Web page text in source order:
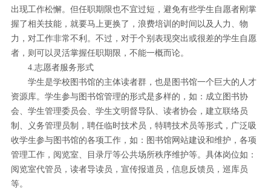
出现工作松懈。但任职期限也不宜过短，避免有些学生自愿者刚掌
握了相关技能，就要马上更换了，浪费培训的时间以及人力、物
力，对工作非常不利。不过，对于个别表现突出或很差的学生自愿
者，则可以灵活掌握任职期限，不能一概而论。
4.志愿者服务形式
学生是学校图书馆的主体读者群，也是图书馆一个巨大的人才
资源库。学生参与图书馆管理的形式是多样的，如：成立图书协
会、学生管理委员会、学生文明督导队、读者协会，建立联络员
制、义务管理员制，聘任临时技术员，特聘技术员等形式，广泛吸
收学生参与图书馆的各项工作，如：图书馆网站建设和维护，各项
管理工作，阅览室、目录厅等公共场所秩序维护等。具体岗位如：
阅览室代管员，读者导读员，宣传报道员，信息反馈员，巡库员
等。